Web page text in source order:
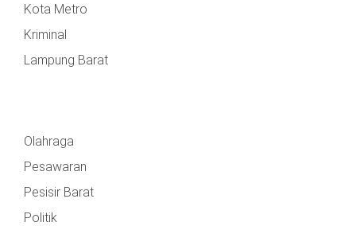
Kota Metro
Kriminal
Lampung Barat
Olahraga
Pesawaran
Pesisir Barat
Politik